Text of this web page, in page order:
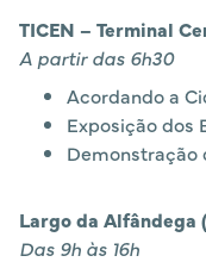
TICEN – Terminal
A partir das 6h30
Acordando a
Exposição dos
Demonstração
Largo da Alfândega
Das 9h às 16h